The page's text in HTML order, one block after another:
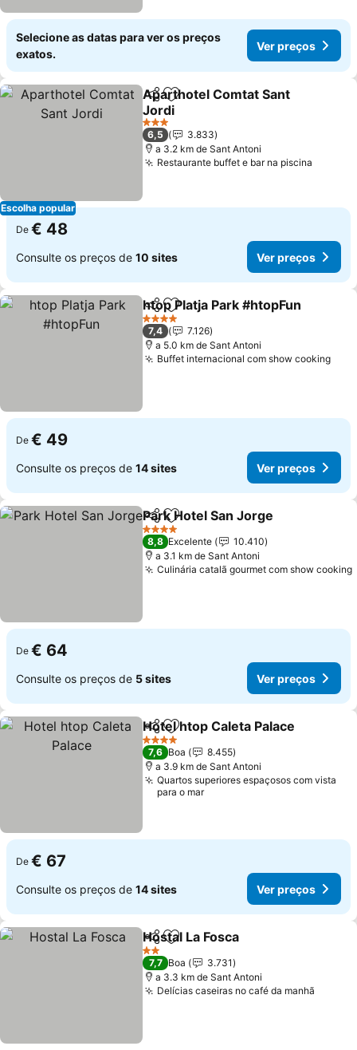
Selecione as datas para ver os preços
exatos.
Ver preços
Escolha popular
PartilharAdicionar aos favoritos
Aparthotel Comtat Sant
Jordi
3 Estrelas
6,5
3.833
a 3.2 km de Sant Antoni
Restaurante buffet e bar na piscina
De € 48
Consulte os preços de 10 sites Ver preços
PartilharAdicionar aos favoritos
htop Platja Park #htopFun
4 Estrelas
7,4
7.126
a 5.0 km de Sant Antoni
Buffet internacional com show cooking
De € 49
Consulte os preços de 14 sites Ver preços
PartilharAdicionar aos favoritos
Park Hotel San Jorge
4 Estrelas
8,8 Excelente
10.410
a 3.1 km de Sant Antoni
Culinária catalã gourmet com show cooking
De € 64
Consulte os preços de 5 sites Ver preços
PartilharAdicionar aos favoritos
Hotel htop Caleta Palace
4 Estrelas
7,6 Boa
8.455
a 3.9 km de Sant Antoni
Quartos superiores espaçosos com vista
para o mar
De € 67
Consulte os preços de 14 sites Ver preços
PartilharAdicionar aos favoritos
Hostal La Fosca
2 Estrelas
7,7 Boa
3.731
a 3.3 km de Sant Antoni
Delícias caseiras no café da manhã